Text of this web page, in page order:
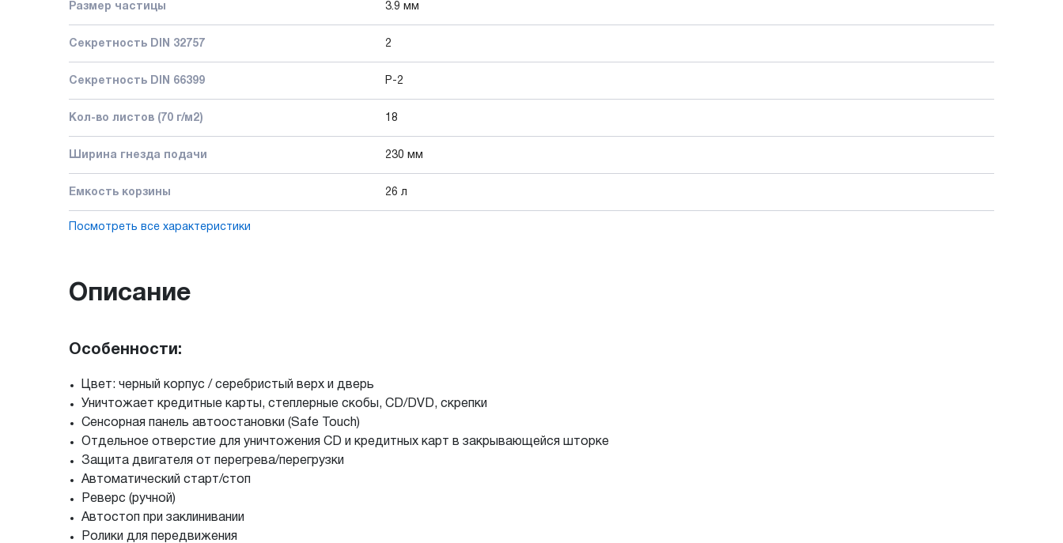
Размер частицы 3.9 мм
Секретность DIN 32757 2
Секретность DIN 66399 P-2
Кол-во листов (70 г/м2) 18
Ширина гнезда подачи 230 мм
Емкость корзины 26 л
Посмотреть все характеристики
Описание
Особенности:
Цвет: черный корпус / серебристый верх и дверь
Уничтожает кредитные карты, степлерные скобы, CD/DVD, скрепки
Сенсорная панель автоостановки (Safe Touch)
Отдельное отверстие для уничтожения CD и кредитных карт в закрывающейся шторке
Защита двигателя от перегрева/перегрузки
Автоматический старт/стоп
Реверс (ручной)
Автостоп при заклинивании
Ролики для передвижения